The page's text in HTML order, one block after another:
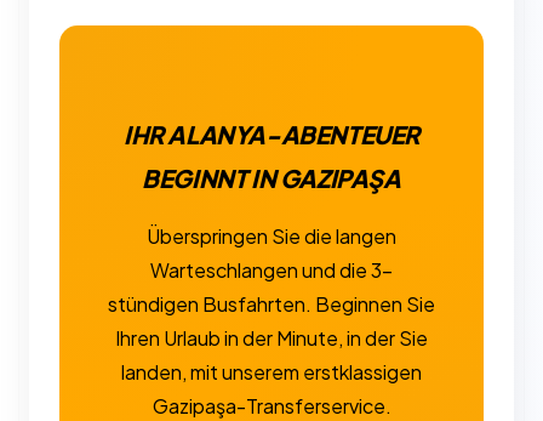
IHR ALANYA-ABENTEUER
BEGINNT IN GAZIPAŞA
Überspringen Sie die langen
Warteschlangen und die 3-
stündigen Busfahrten. Beginnen Sie
Ihren Urlaub in der Minute, in der Sie
landen, mit unserem erstklassigen
Gazipaşa-Transferservice.